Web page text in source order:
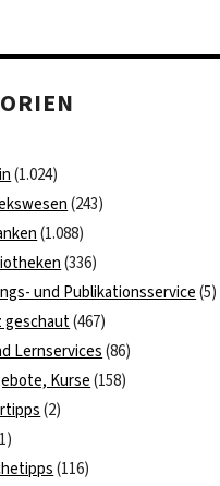
Day
(1.024)
(243)
(1.088)
(336)
und Publikationsservice (5)
geschaut(467)
Lernservices (86)
Kurse (158)
(2)
(116)